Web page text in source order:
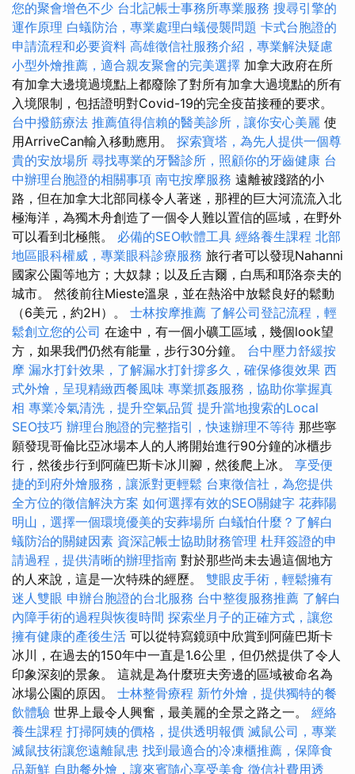
您的聚會增色不少 台北記帳士事務所專業服務 搜尋引擎的
運作原理 白蟻防治，專業處理白蟻侵襲問題 卡式台胞證的
申請流程和必要資料 高雄徵信社服務介紹，專業解決疑慮
小型外燴推薦，適合親友聚會的完美選擇 加拿大政府在所
有加拿大邊境過境點上都廢除了對所有加拿大過境點的所有
入境限制，包括證明對Covid-19的完全疫苗接種的要求。
台中撥筋療法 推薦值得信賴的醫美診所，讓你安心美麗 使
用ArriveCan輸入移動應用。 探索寶塔，為先人提供一個尊
貴的安放場所 尋找專業的牙醫診所，照顧你的牙齒健康 台
中辦理台胞證的相關事項 南屯按摩服務 遠離被踐踏的小
路，但在加拿大北部同樣令人著迷，那裡的巨大河流流入北
極海洋，為獨木舟創造了一個令人難以置信的區域，在野外
可以看到北極熊。 必備的SEO軟體工具 經絡養生課程 北部
地區眼科權威，專業眼科診療服務 旅行者可以發現Nahanni
國家公園等地方；大奴隸；以及丘吉爾，白馬和耶洛奈夫的
城市。 然後前往Mieste溫泉，並在熱浴中放鬆良好的鬆動
（6美元，約2H）。 士林按摩推薦 了解公司登記流程，輕
鬆創立您的公司 在途中，有一個小礦工區域，幾個look望
方，如果我們仍然有能量，步行30分鐘。 台中壓力舒緩按
摩 漏水打針效果，了解漏水打針撐多久，確保修復效果 西
式外燴，呈現精緻西餐風味 專業抓姦服務，協助你掌握真
相 專業冷氣清洗，提升空氣品質 提升當地搜索的Local
SEO技巧 辦理台胞證的完整指引，快速辦理不等待 那些寧
願發現哥倫比亞冰場本人的人將開始進行90分鐘的冰櫃步
行，然後步行到阿薩巴斯卡冰川腳，然後爬上冰。 享受便
捷的到府外燴服務，讓派對更輕鬆 台東徵信社，為您提供
全方位的徵信解決方案 如何選擇有效的SEO關鍵字 花葬陽
明山，選擇一個環境優美的安葬場所 白蟻怕什麼？了解白
蟻防治的關鍵因素 資深記帳士協助財務管理 杜拜簽證的申
請過程，提供清晰的辦理指南 對於那些尚未去過這個地方
的人來說，這是一次特殊的經歷。 雙眼皮手術，輕鬆擁有
迷人雙眼 申辦台胞證的台北服務 台中整復服務推薦 了解白
內障手術的過程與恢復時間 探索坐月子的正確方式，讓您
擁有健康的產後生活 可以從特寫鏡頭中欣賞到阿薩巴斯卡
冰川，在過去的150年中一直是1.6公里，但仍然提供了令人
印象深刻的景象。 這就是為什麼班夫旁邊的區域被命名為
冰場公園的原因。 士林整骨療程 新竹外燴，提供獨特的餐
飲體驗 世界上最令人興奮，最美麗的全景之路之一。 經絡
養生課程 打掃阿姨的價格，提供透明報價 滅鼠公司，專業
滅鼠技術讓您遠離鼠患 找到最適合的冷凍櫃推薦，保障食
品新鮮 自助餐外燴，讓來賓隨心享受美食 徵信社費用透